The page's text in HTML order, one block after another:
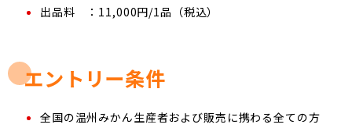
出品料 ：11,000円/1品（税込）
エントリー条件
全国の温州みかん生産者および販売に携わる全ての方